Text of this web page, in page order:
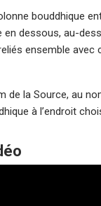
bouddhique
en dessous, au-
ensemble avec
de la Source, au
à l’endroit